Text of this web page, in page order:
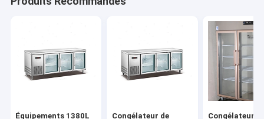
Équipements 1380L Congélateur de Congélateur